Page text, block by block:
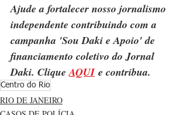
Ajude a fortalecer nosso jornalismo
independente contribuindo com a
campanha 'Sou Daki e Apoio' de
financiamento coletivo do Jornal
Daki. Clique AQUI e contribua.
Centro do Rio
RIO DE JANEIRO